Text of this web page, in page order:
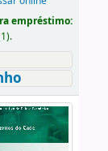
empréstimo: